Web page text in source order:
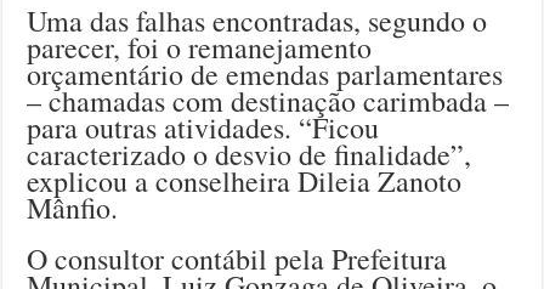
Uma das falhas encontradas, segundo o
parecer, foi o remanejamento
orçamentário de emendas parlamentares
– chamadas com destinação carimbada –
para outras atividades. “Ficou
caracterizado o desvio de finalidade”,
explicou a conselheira Dileia Zanoto
Mânfio.
O consultor contábil pela Prefeitura